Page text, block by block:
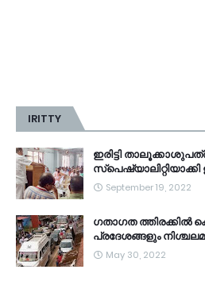
IRITTY
ഇരിട്ടി
September 19, 2022
ഗതാഗത ത്തിരക്കിൽ
പ്രദേശങ്ങളും
May 30, 2022